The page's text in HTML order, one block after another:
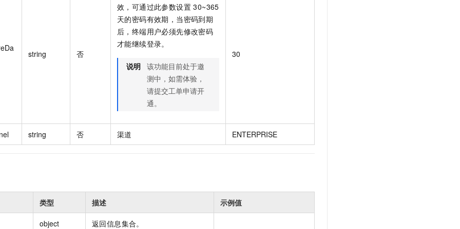
string 否
效，可通过此参数设置 30~365
天的密码有效期，当密码到期
后，终端用户必须先修改密码
才能继续登录。
说明 该功能目前处于邀
测中，如需体验，
请提交工单申请开
通。
30
string 否 渠道 ENTERPRISE
类型 描述 示例值
object 返回信息集合。